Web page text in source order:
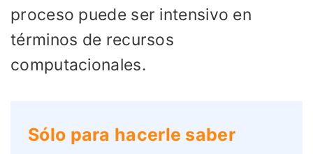
proceso puede ser intensivo en
términos de recursos
computacionales.
Sólo para hacerle saber